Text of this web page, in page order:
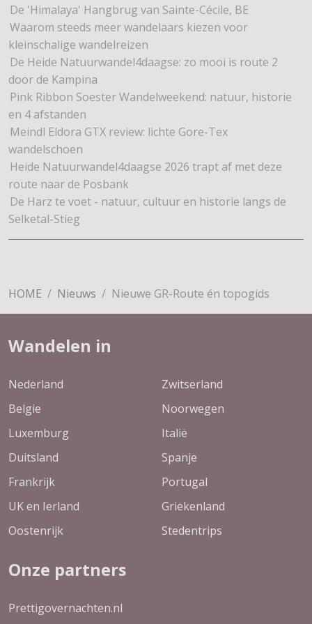
De 'Himalaya' Hangbrug van Sainte-Cécile, BE
Waarom steeds meer wandelaars kiezen voor
kleinschalige wandelreizen
De Heide Natuurwandel4daagse: zo mooi is route 2
door de Kampina
Pink Ribbon Soester Wandelweekend: natuur, historie
en 4 afstanden
Meindl Eldora GTX review: lichte Gore-Tex
wandelschoen
Heide Natuurwandel4daagse 2026 trapt af met deze
route naar de Posbank
De Harz te voet - natuur, cultuur en historie langs de
Selketal-Stieg
HOME Nieuws Nieuwe GR-Route én topogids
Wandelen in
Nederland
Belgie
Luxemburg
Duitsland
Frankrijk
UK en Ierland
Oostenrijk
Zwitserland
Noorwegen
Italië
Spanje
Portugal
Griekenland
Stedentrips
Onze partners
Prettigovernachten.nl